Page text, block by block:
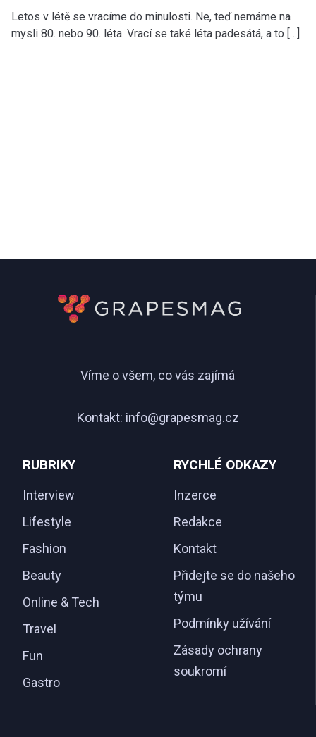
Letos v létě se vracíme do minulosti. Ne, teď nemáme na
mysli 80. nebo 90. léta. Vrací se také léta padesátá, a to […]
Víme o všem, co vás zajímá
Kontakt: info@grapesmag.cz
RUBRIKY
Interview
Lifestyle
Fashion
Beauty
Online & Tech
Travel
Fun
Gastro
RYCHLÉ ODKAZY
Inzerce
Redakce
Kontakt
Přidejte se do našeho
týmu
Podmínky užívání
Zásady ochrany
soukromí